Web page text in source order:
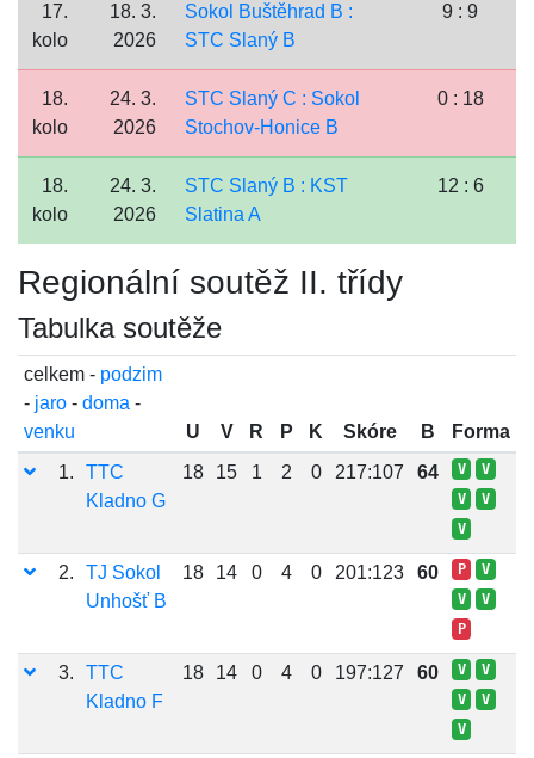
17.
kolo
18. 3.
2026
Sokol Buštěhrad B :
STC Slaný B
9 : 9
18.
kolo
24. 3.
2026
STC Slaný C : Sokol
Stochov-Honice B
0 : 18
18.
kolo
24. 3.
2026
STC Slaný B : KST
Slatina A
12 : 6
Regionální soutěž II. třídy
Tabulka soutěže
celkem - podzim
- jaro- doma -
venku
U V R P K Skóre B
Forma
1.
TTC
Kladno G
18 15 1 2 0 217:107 64 V
V
V
V
V
2.
TJ Sokol
Unhošť B
18 14 0 4 0 201:123 60 P
V
V
V
P
3.
TTC
Kladno F
18 14 0 4 0 197:127 60 V
V
V
V
V